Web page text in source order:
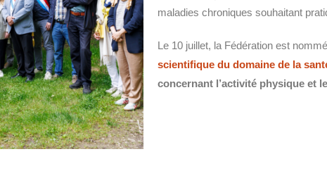
maladies chroniques souhaitant
Le 10 juillet, la Fédération est
scientifique du domaine de la
concernant l’activité physique et